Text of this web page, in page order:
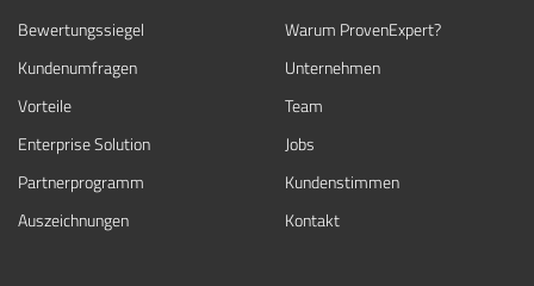
Bewertungssiegel
Kundenumfragen
Vorteile
Enterprise Solution
Partnerprogramm
Auszeichnungen
Warum ProvenExpert?
Unternehmen
Team
Jobs
Kundenstimmen
Kontakt